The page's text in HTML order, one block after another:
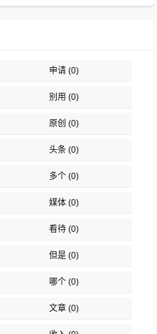
申请(0)
别用 (0)
原创 (0)
头条(0)
多个(0)
媒体(0)
看待(0)
但是(0)
哪个(0)
文章(0)